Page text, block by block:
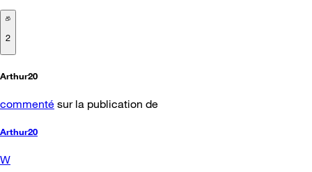
2
Arthur20
commenté sur la publication de
Arthur20
W